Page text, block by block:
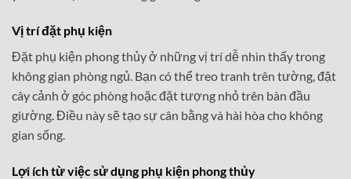
Vị trí đặt phụ kiện
Đặt phụ kiện phong thủy ở những vị trí dễ nhìn thấy trong
không gian phòng ngủ. Bạn có thể treo tranh trên tường, đặt
cây cảnh ở góc phòng hoặc đặt tượng nhỏ trên bàn đầu
giường. Điều này sẽ tạo sự cân bằng và hài hòa cho không
gian sống.
Lợi ích từ việc sử dụng phụ kiện phong thủy